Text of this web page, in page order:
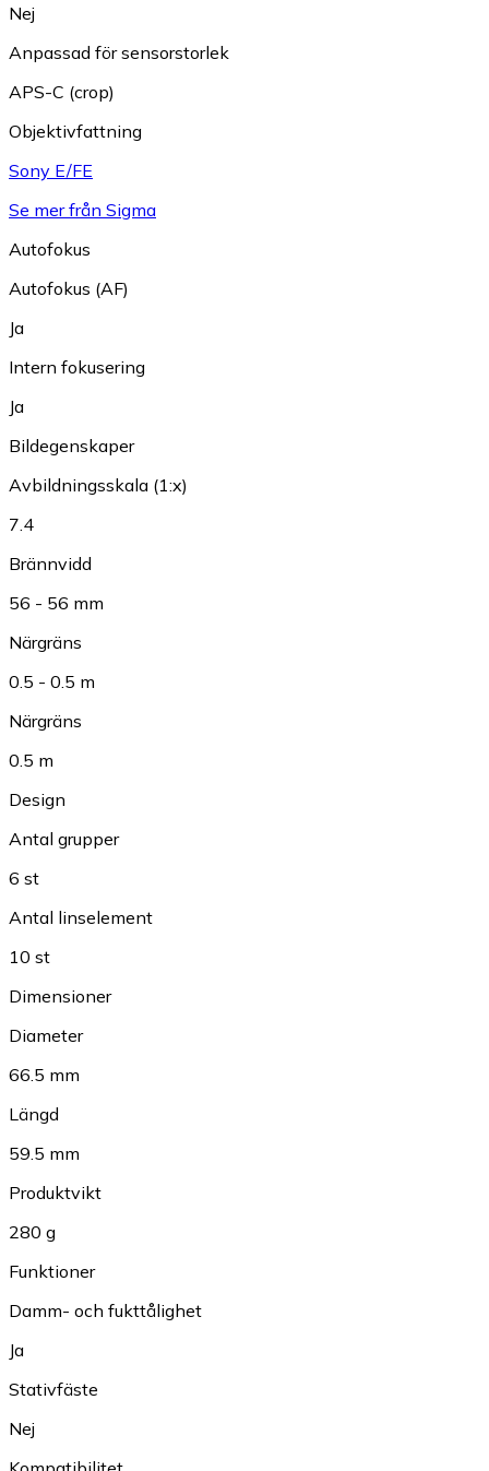
Nej
Anpassad för sensorstorlek
APS-C (crop)
Objektivfattning
Sony E/FE
Se mer från Sigma
Autofokus
Autofokus (AF)
Ja
Intern fokusering
Ja
Bildegenskaper
Avbildningsskala (1:x)
7.4
Brännvidd
56 - 56 mm
Närgräns
0.5 - 0.5 m
Närgräns
0.5 m
Design
Antal grupper
6 st
Antal linselement
10 st
Dimensioner
Diameter
66.5 mm
Längd
59.5 mm
Produktvikt
280 g
Funktioner
Damm- och fukttålighet
Ja
Stativfäste
Nej